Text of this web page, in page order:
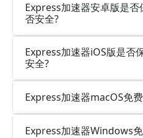
Express加速器安卓版是
否安全?
Express加速器iOS版是否
安全?
Express加速器macOS免
Express加速器Windows